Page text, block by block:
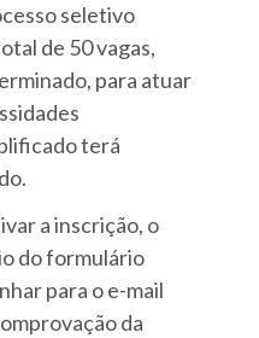
seletivo
de 50 vagas,
para atuar
terá
a inscrição, o
do formulário
para o e-mail
da